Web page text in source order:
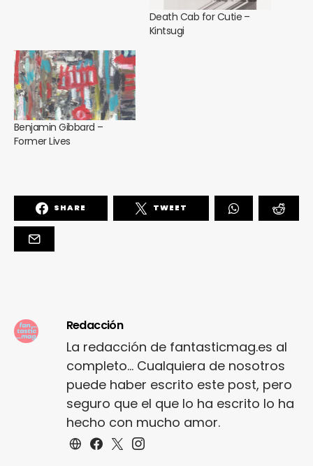
Death Cab for Cutie –
Kintsugi
Benjamin Gibbard –
Former Lives
SHARE TWEET
Redacción
La redacción de fantasticmag.es al
completo... Cualquiera de nosotros
puede haber escrito este post, pero
seguro que el que lo ha escrito lo ha
hecho con mucho amor.